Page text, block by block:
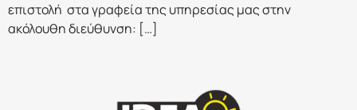
επιστολή στα γραφεία της υπηρεσίας μας στην
ακόλουθη διεύθυνση: […]